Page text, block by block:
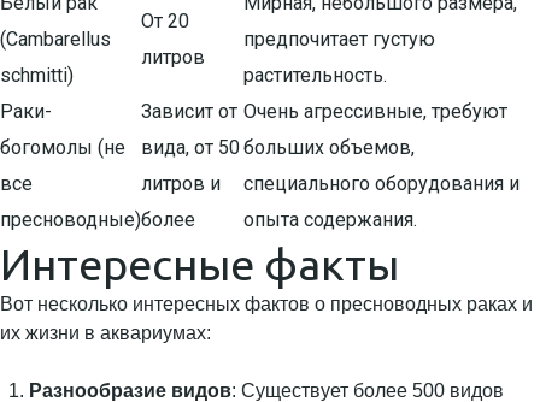
(Cambarellus
schmitti)
От 20
литров
предпочитает густую
растительность.
Раки-
богомолы (не
все
пресноводные)
Зависит от
вида, от 50
литров и
более
Очень агрессивные, требуют
больших объемов,
специального оборудования и
опыта содержания.
Интересные факты
Вот несколько интересных фактов о пресноводных раках и
их жизни в аквариумах:
Разнообразие видов: Существует более 500 видов